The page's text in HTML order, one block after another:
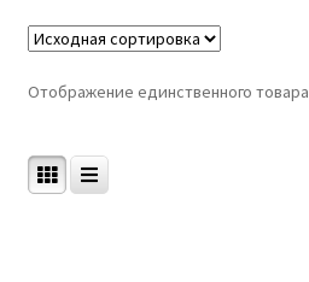
Отображение единственного товара